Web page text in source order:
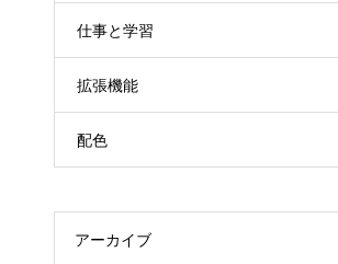
仕事と学習
拡張機能
配色
アーカイブ